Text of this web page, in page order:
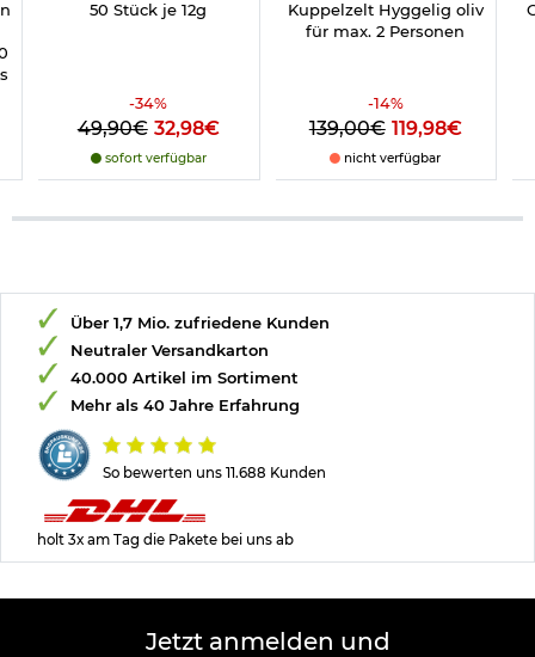
50 Stück je 12g
-34%
49,90€ 32,98€
sofort verfügbar
Kuppelzelt Hyggelig oliv
für max. 2 Personen
-14%
139,00€ 119,98€
nicht verfügbar
So bewerten uns 11.688 Kunden
Über 1,7 Mio. zufriedene Kunden
Neutraler Versandkarton
40.000 Artikel im Sortiment
Mehr als 40 Jahre Erfahrung
holt 3x am Tag die Pakete bei uns ab
Jetzt anmelden und